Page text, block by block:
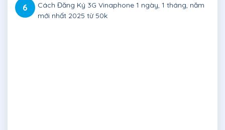
6
Cách Đăng Ký 3G Vinaphone 1 ngày, 1 tháng, năm
mới nhất 2025 từ 50k